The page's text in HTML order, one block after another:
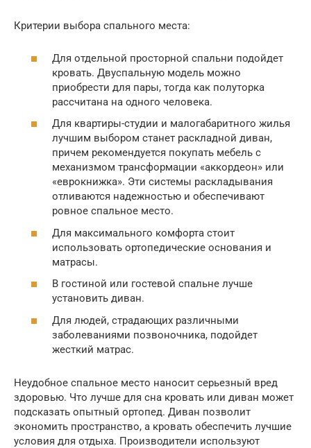
Критерии выбора спального места:
Для отдельной просторной спальни подойдет
кровать. Двуспальную модель можно
приобрести для пары, тогда как полуторка
рассчитана на одного человека.
Для квартиры-студии и малогабаритного жилья
лучшим выбором станет раскладной диван,
причем рекомендуется покупать мебель с
механизмом трансформации «аккордеон» или
«еврокнижка». Эти системы раскладывания
отливаются надежностью и обеспечивают
ровное спальное место.
Для максимального комфорта стоит
использовать ортопедические основания и
матрасы.
В гостиной или гостевой спальне лучше
установить диван.
Для людей, страдающих различными
заболеваниями позвоночника, подойдет
жесткий матрас.
Неудобное спальное место наносит серьезный вред
здоровью. Что лучше для сна кровать или диван может
подсказать опытный ортопед. Диван позволит
экономить пространство, а кровать обеспечить лучшие
условия для отдыха. Производители используют